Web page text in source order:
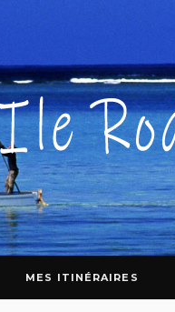
MES ITINÉRAIRES